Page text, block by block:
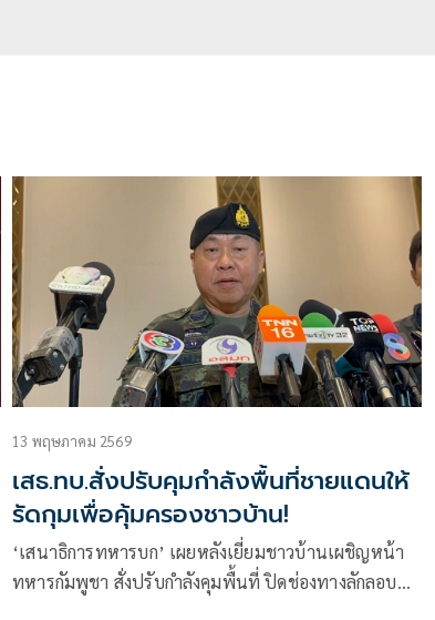
13 พฤษภาคม 2569
เสธ.ทบ.สั่งปรับคุมกำลังพื้นที่ชายแดนให้
รัดกุมเพื่อคุ้มครองชาวบ้าน!
‘เสนาธิการทหารบก’ เผยหลังเยี่ยมชาวบ้านเผชิญหน้า
ทหารกัมพูชา สั่งปรับกำลังคุมพื้นที่ ปิดช่องทางลักลอบ